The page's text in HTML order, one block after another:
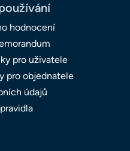
hodnocení
pro uživatele
pro objednatele
údajů